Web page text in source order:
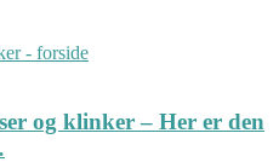
og klinker – Her er den